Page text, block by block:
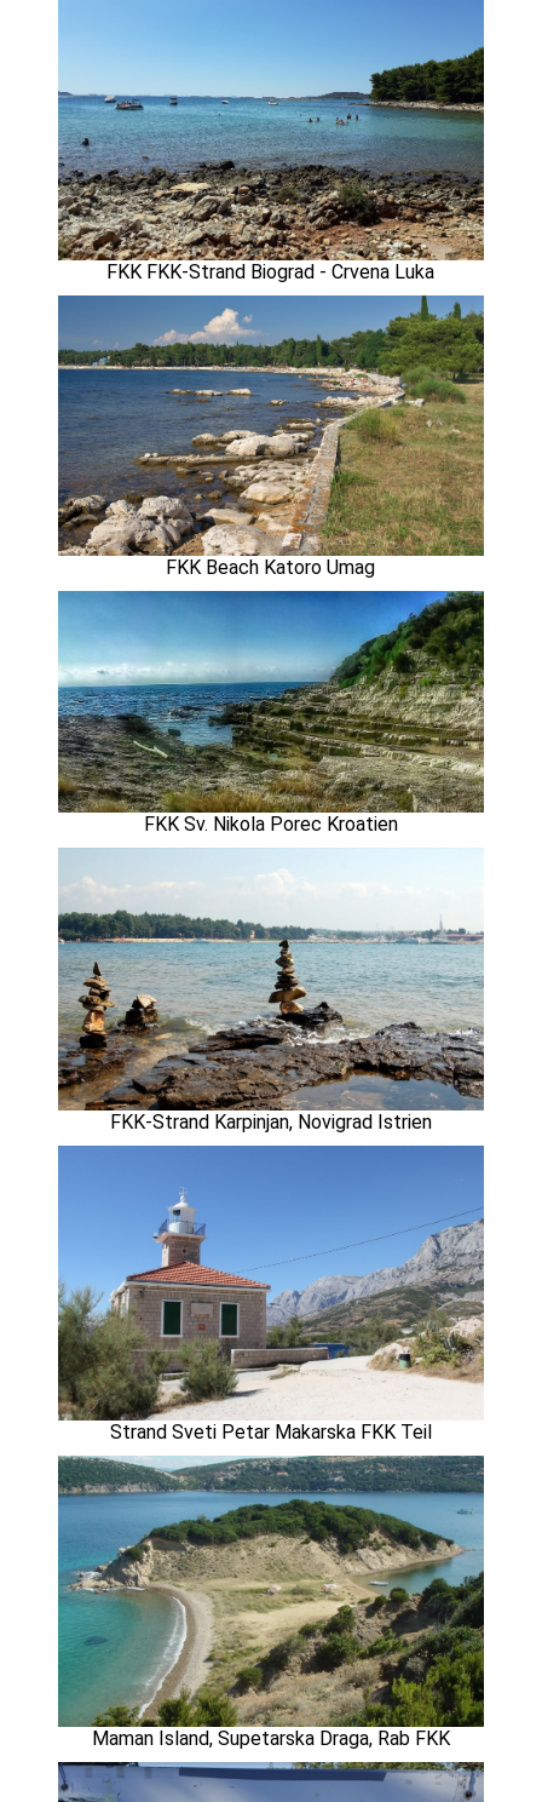
FKK FKK-Strand Biograd - Crvena Luka
FKK Beach Katoro Umag
FKK Sv. Nikola Porec Kroatien
FKK-Strand Karpinjan, Novigrad Istrien
Strand Sveti Petar Makarska FKK Teil
Maman Island, Supetarska Draga, Rab FKK